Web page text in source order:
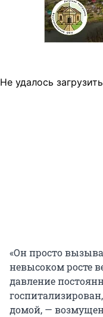
Не удалось
«Он просто
невысоком росте
давление
домой, —